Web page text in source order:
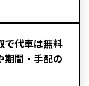
で代車は無料
期間・手配の